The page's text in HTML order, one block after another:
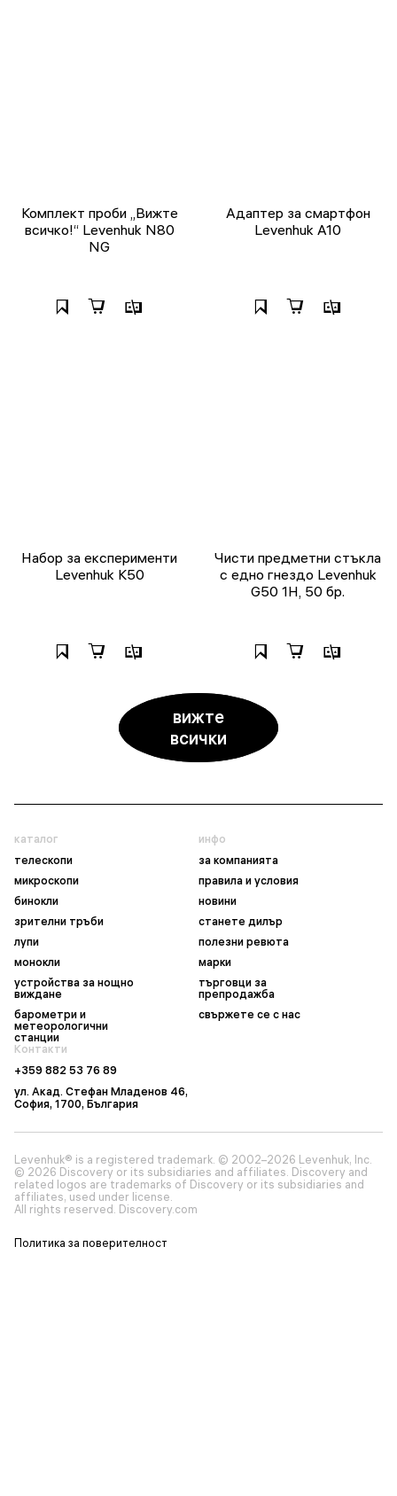
Комплект проби „Вижте
всичко!“ Levenhuk N80
NG
Адаптер за смартфон
Levenhuk A10
Набор за експерименти
Levenhuk K50
Чисти предметни стъкла
с едно гнездо Levenhuk
G50 1H, 50 бр.
вижте
всички
каталог
телескопи
микроскопи
бинокли
зрителни тръби
лупи
монокли
устройства за нощно
виждане
барометри и
метеорологични
станции
инфо
за компанията
правила и условия
новини
станете дилър
полезни ревюта
марки
търговци за
препродажба
свържете се с нас
Контакти
+359 882 53 76 89
ул. Акад. Стефан Младенов 46,
София, 1700, България
Levenhuk® is a registered trademark. © 2002–2026 Levenhuk, Inc.
© 2026 Discovery or its subsidiaries and affiliates. Discovery and
related logos are trademarks of Discovery or its subsidiaries and
affiliates, used under license.
All rights reserved. Discovery.com
Политика за поверителност